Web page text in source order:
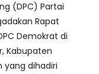
(DPC) Partai
Rapat
Demokrat di
Kabupaten
yang dihadiri